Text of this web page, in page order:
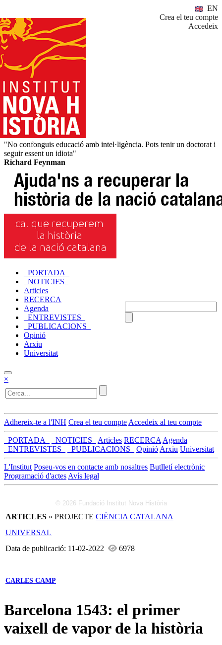
EN
Crea el teu compte
Accedeix
"No confonguis educació amb intel·ligència. Pots tenir un doctorat i
seguir essent un idiota"
Richard Feynman
_PORTADA_
_NOTICIES_
Articles
RECERCA
Agenda
_ENTREVISTES_
_PUBLICACIONS_
Opinió
Arxiu
Universitat
×
Adhereix-te a l'INH Crea el teu compte Accedeix al teu compte
_PORTADA_ _NOTICIES_ Articles RECERCA Agenda
_ENTREVISTES_
_PUBLICACIONS_ Opinió Arxiu Universitat
L'Institut Poseu-vos en contacte amb nosaltres Butlletí electrònic
Programació d'actes Avís legal
© 2026 Fundació Institut Nova Història
ARTICLES » PROJECTE CIÈNCIA CATALANA
UNIVERSAL
Data de publicació: 11-02-2022
6978
CARLES CAMP
Barcelona 1543: el primer
vaixell de vapor de la història